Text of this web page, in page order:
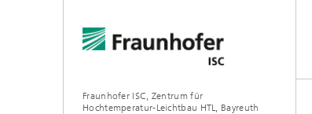
Fraunhofer ISC, Zentrum für
Hochtemperatur-Leichtbau HTL, Bayreuth